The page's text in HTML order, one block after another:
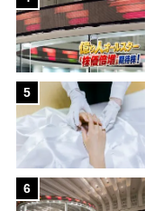
5
6